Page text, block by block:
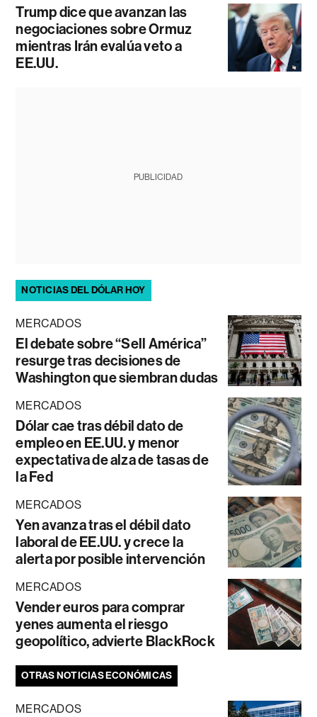
Trump dice que avanzan las
negociaciones sobre Ormuz
mientras Irán evalúa veto a
EE.UU.
PUBLICIDAD
NOTICIAS DEL DÓLAR HOY
MERCADOS
El debate sobre “Sell América”
resurge tras decisiones de
Washington que siembran dudas
MERCADOS
Dólar cae tras débil dato de
empleo en EE.UU. y menor
expectativa de alza de tasas de
la Fed
MERCADOS
Yen avanza tras el débil dato
laboral de EE.UU. y crece la
alerta por posible intervención
MERCADOS
Vender euros para comprar
yenes aumenta el riesgo
geopolítico, advierte BlackRock
OTRAS NOTICIAS ECONÓMICAS
MERCADOS